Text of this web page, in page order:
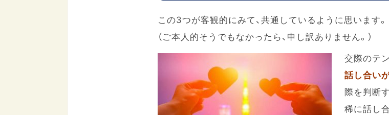
この3つが客観的にみて、共通しているように思います。
（ご本人的そうでもなかったら、申し訳ありません。）
交際のテ
話し合い
際を判断
稀に話し